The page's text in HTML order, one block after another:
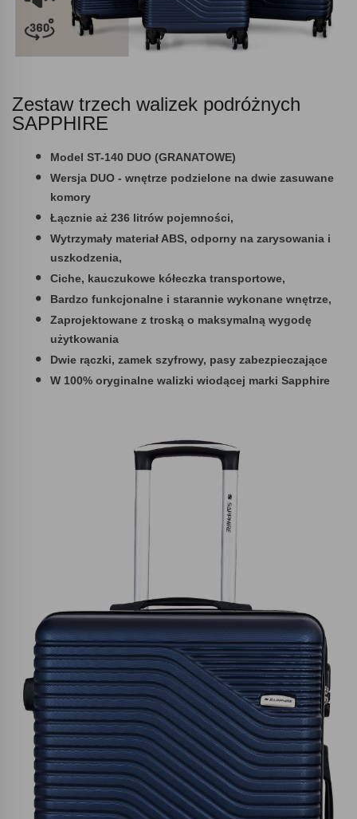
Zestaw trzech walizek podróżnych
SAPPHIRE
Model ST-140 DUO (GRANATOWE)
Wersja DUO - wnętrze podzielone na dwie zasuwane
komory
Łącznie aż 236 litrów pojemności,
Wytrzymały materiał ABS, odporny na zarysowania i
uszkodzenia,
Ciche, kauczukowe kółeczka transportowe,
Bardzo funkcjonalne i starannie wykonane wnętrze,
Zaprojektowane z troską o maksymalną wygodę
użytkowania
Dwie rączki, zamek szyfrowy, pasy zabezpieczające
W 100% oryginalne walizki wiodącej marki Sapphire